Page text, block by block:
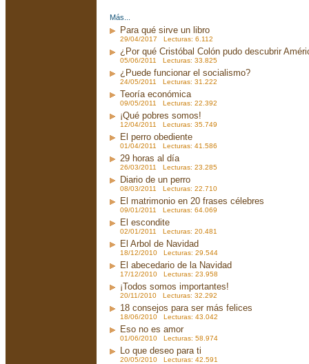
Más...
Para qué sirve un libro
29/04/2017 Lecturas: 6.112
¿Por qué Cristóbal Colón pudo descubrir
05/06/2011 Lecturas: 33.825
¿Puede funcionar el socialismo?
24/05/2011 Lecturas: 31.222
Teoría económica
09/05/2011 Lecturas: 22.392
¡Qué pobres somos!
12/04/2011 Lecturas: 35.749
El perro obediente
01/04/2011 Lecturas: 41.586
29 horas al día
26/03/2011 Lecturas: 23.285
Diario de un perro
08/03/2011 Lecturas: 22.710
El matrimonio en 20 frases célebres
09/01/2011 Lecturas: 64.069
El escondite
02/01/2011 Lecturas: 20.481
El Arbol de Navidad
18/12/2010 Lecturas: 29.544
El abecedario de la Navidad
17/12/2010 Lecturas: 23.958
¡Todos somos importantes!
20/11/2010 Lecturas: 32.292
18 consejos para ser más felices
18/06/2010 Lecturas: 43.042
Eso no es amor
01/06/2010 Lecturas: 58.974
Lo que deseo para ti
20/05/2010 Lecturas: 42.591